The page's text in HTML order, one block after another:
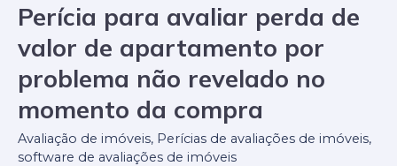
Perícia para avaliar perda de
valor de apartamento por
problema não revelado no
momento da compra
Avaliação de imóveis, Perícias de avaliações de imóveis,
software de avaliações de imóveis
Perícia
avaliar
perda
de
valor
de